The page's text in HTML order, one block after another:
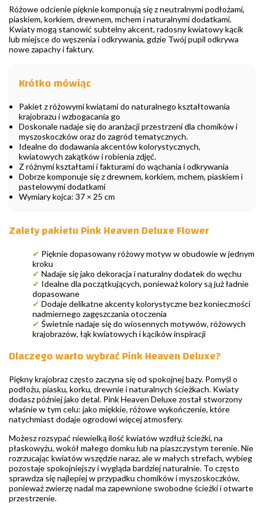
Różowe odcienie pięknie komponują się z neutralnymi podłożami,
piaskiem, korkiem, drewnem, mchem i naturalnymi dodatkami.
Kwiaty mogą stanowić subtelny akcent, radosny kwiatowy kącik
lub miejsce do węszenia i odkrywania, gdzie Twój pupil odkrywa
nowe zapachy i faktury.
Krótko mówiąc
Pakiet z różowymi kwiatami do naturalnego kształtowania
krajobrazu i wzbogacania go
Doskonale nadaje się do aranżacji przestrzeni dla chomików i
myszoskoczków oraz do zagród tematycznych.
Idealne do dodawania akcentów kolorystycznych,
kwiatowych zakątków i robienia zdjęć.
Z różnymi kształtami i fakturami do wąchania i odkrywania
Dobrze komponuje się z drewnem, korkiem, mchem, piaskiem i
pastelowymi dodatkami
Wymiary kojca: 37 × 25 cm
Zalety pakietu Pink Heaven Deluxe Flower
✔ Pięknie dopasowany różowy motyw w obudowie w jednym
kroku
✔ Nadaje się jako dekoracja i naturalny dodatek do węchu
✔ Idealne dla początkujących, ponieważ kolory są już ładnie
dopasowane
✔ Dodaje delikatne akcenty kolorystyczne bez konieczności
nadmiernego zagęszczania otoczenia
✔ Świetnie nadaje się do wiosennych motywów, różowych
krajobrazów, łąk kwiatowych i kącików inspiracji
Dlaczego warto wybrać Pink Heaven Deluxe?
Piękny krajobraz często zaczyna się od spokojnej bazy. Pomyśl o
podłożu, piasku, korku, drewnie i naturalnych ścieżkach. Kwiaty
dodasz później jako detal. Pink Heaven Deluxe został stworzony
właśnie w tym celu: jako miękkie, różowe wykończenie, które
natychmiast dodaje ogrodowi więcej atmosfery.
Możesz rozsypać niewielką ilość kwiatów wzdłuż ścieżki, na
płaskowyżu, wokół małego domku lub na piaszczystym terenie. Nie
rozrzucając kwiatów wszędzie naraz, ale w małych strefach, wybieg
pozostaje spokojniejszy i wygląda bardziej naturalnie. To często
sprawdza się najlepiej w przypadku chomików i myszoskoczków,
ponieważ zwierzę nadal ma zapewnione swobodne ścieżki i otwarte
przestrzenie.